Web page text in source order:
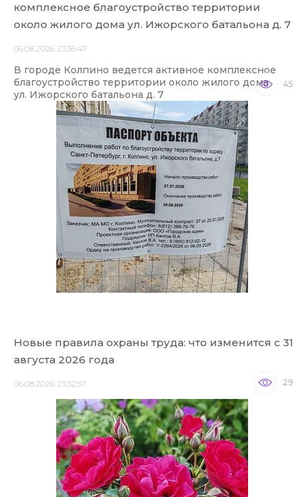
комплексное благоустройство территории
около жилого дома ул. Ижорского батальона д. 7
06.08.2026 23:36:47
В городе Колпино ведется активное комплексное
благоустройство территории около жилого дома
ул. Ижорского батальона д. 7
45
Новые правила охраны труда: что изменится с 31
августа 2026 года
06.08.2026 23:32:57 29